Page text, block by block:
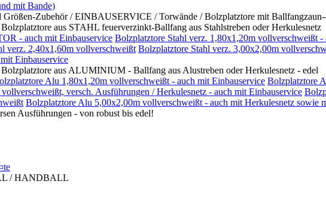
mit Bande)
Zubehör / EINBAUSERVICE / Torwände / Bolzplatztore mit
aus STAHL feuerverzinkt-Ballfang aus Stahlstreben oder Herkulesnetz
- auch mit Einbauservice Bolzplatztore Stahl verz. 1,80x1,20m vollverschweißt -
verz. 2,40x1,60m vollverschweißt Bolzplatztore Stahl verz. 3,00x2,00m
Einbauservice
aus ALUMINIUM - Ballfang aus Alustreben oder Herkulesnetz - edel
Alu 1,80x1,20m vollverschweißt - auch mit Einbauservice Bolzplatztore
versch. Ausführungen / Herkulesnetz - auch mit Einbauservice
Bolzplatztore Alu 5,00x2,00m vollverschweißt - auch mit Herkulesnetz sowie
Ausführungen - von robust bis edel!
/ HANDBALL